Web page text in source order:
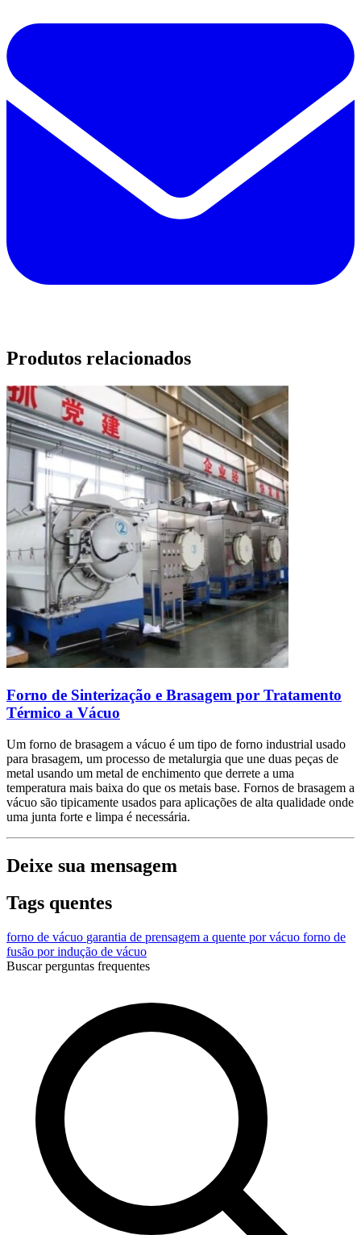
Produtos relacionados
Forno de Sinterização e Brasagem por Tratamento
Térmico a Vácuo
Um forno de brasagem a vácuo é um tipo de forno industrial usado
para brasagem, um processo de metalurgia que une duas peças de
metal usando um metal de enchimento que derrete a uma
temperatura mais baixa do que os metais base. Fornos de brasagem a
vácuo são tipicamente usados para aplicações de alta qualidade onde
uma junta forte e limpa é necessária.
Deixe sua mensagem
Tags quentes
forno de vácuo garantia de prensagem a quente por vácuo forno de
fusão por indução de vácuo
Buscar perguntas frequentes